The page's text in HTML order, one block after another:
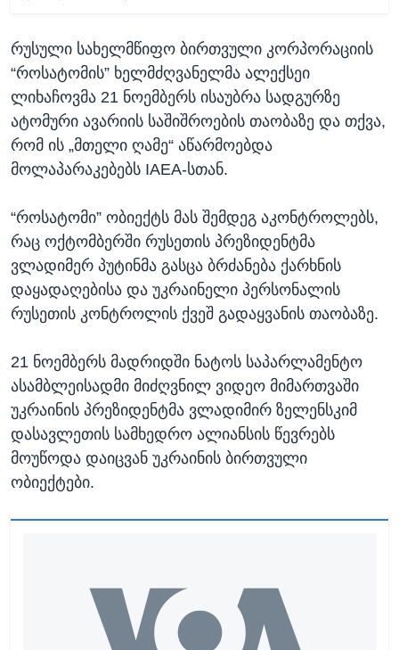
რუსული სახელმწიფო ბირთვული კორპორაციის
“როსატომის” ხელმძღვანელმა ალექსეი
ლიხაჩოვმა 21 ნოემბერს ისაუბრა სადგურზე
ატომური ავარიის საშიშროების თაობაზე და თქვა,
რომ ის „მთელი ღამე“ აწარმოებდა
მოლაპარაკებებს IAEA-სთან.
“როსატომი” ობიექტს მას შემდეგ აკონტროლებს,
რაც ოქტომბერში რუსეთის პრეზიდენტმა
ვლადიმერ პუტინმა გასცა ბრძანება ქარხნის
დაყადაღებისა და უკრაინელი პერსონალის
რუსეთის კონტროლის ქვეშ გადაყვანის თაობაზე.
21 ნოემბერს მადრიდში ნატოს საპარლამენტო
ასამბლეისადმი მიძღვნილ ვიდეო მიმართვაში
უკრაინის პრეზიდენტმა ვლადიმირ ზელენსკიმ
დასავლეთის სამხედრო ალიანსის წევრებს
მოუწოდა დაიცვან უკრაინის ბირთვული
ობიექტები.